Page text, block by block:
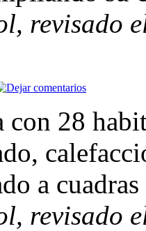
revisado
28
a
revisado